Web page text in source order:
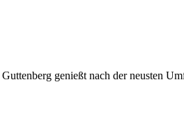
genießt nach der neusten